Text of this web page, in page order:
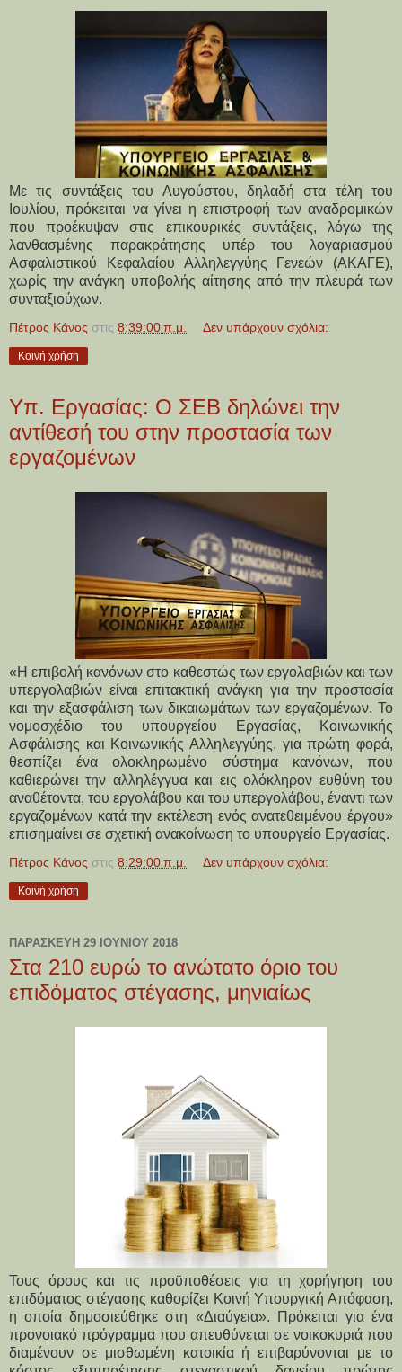
Με τις συντάξεις του Αυγούστου, δηλαδή στα τέλη του
Ιουλίου, πρόκειται να γίνει η επιστροφή των αναδρομικών
που προέκυψαν στις επικουρικές συντάξεις, λόγω της
λανθασμένης παρακράτησης υπέρ του λογαριασμού
Ασφαλιστικού Κεφαλαίου Αλληλεγγύης Γενεών (ΑΚΑΓΕ),
χωρίς την ανάγκη υποβολής αίτησης από την πλευρά των
συνταξιούχων.
Πέτρος Κάνος στις 8:39:00 π.μ. Δεν υπάρχουν σχόλια:
Κοινή χρήση
Υπ. Εργασίας: Ο ΣΕΒ δηλώνει την
αντίθεσή του στην προστασία των
εργαζομένων
«Η επιβολή κανόνων στο καθεστώς των εργολαβιών και των
υπεργολαβιών είναι επιτακτική ανάγκη για την προστασία
και την εξασφάλιση των δικαιωμάτων των εργαζομένων. Το
νομοσχέδιο του υπουργείου Εργασίας, Κοινωνικής
Ασφάλισης και Κοινωνικής Αλληλεγγύης, για πρώτη φορά,
θεσπίζει ένα ολοκληρωμένο σύστημα κανόνων, που
καθιερώνει την αλληλέγγυα και εις ολόκληρον ευθύνη του
αναθέτοντα, του εργολάβου και του υπεργολάβου, έναντι των
εργαζομένων κατά την εκτέλεση ενός ανατεθειμένου έργου»
επισημαίνει σε σχετική ανακοίνωση το υπουργείο Εργασίας.
Πέτρος Κάνος στις 8:29:00 π.μ. Δεν υπάρχουν σχόλια:
Κοινή χρήση
ΠΑΡΑΣΚΕΥΉ 29 ΙΟΥΝΊΟΥ 2018
Στα 210 ευρώ το ανώτατο όριο του
επιδόματος στέγασης, μηνιαίως
Τους όρους και τις προϋποθέσεις για τη χορήγηση του
επιδόματος στέγασης καθορίζει Κοινή Υπουργική Απόφαση,
η οποία δημοσιεύθηκε στη «Διαύγεια». Πρόκειται για ένα
προνοιακό πρόγραμμα που απευθύνεται σε νοικοκυριά που
διαμένουν σε μισθωμένη κατοικία ή επιβαρύνονται με το